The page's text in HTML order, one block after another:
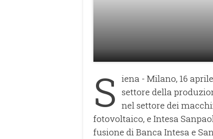
S iena - Milano, 16
settore della
nel settore dei
fotovoltaico, e Intesa
fusione di Banca Intesa e